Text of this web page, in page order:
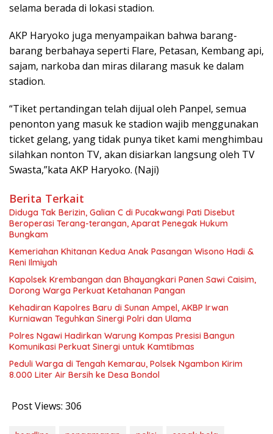
selama berada di lokasi stadion.
AKP Haryoko juga menyampaikan bahwa barang-
barang berbahaya seperti Flare, Petasan, Kembang api,
sajam, narkoba dan miras dilarang masuk ke dalam
stadion.
“Tiket pertandingan telah dijual oleh Panpel, semua
penonton yang masuk ke stadion wajib menggunakan
ticket gelang, yang tidak punya tiket kami menghimbau
silahkan nonton TV, akan disiarkan langsung oleh TV
Swasta,”kata AKP Haryoko. (Naji)
Berita Terkait
Diduga Tak Berizin, Galian C di Pucakwangi Pati Disebut
Beroperasi Terang-terangan, Aparat Penegak Hukum
Bungkam
Kemeriahan Khitanan Kedua Anak Pasangan Wisono Hadi &
Reni Ilmiyah
Kapolsek Krembangan dan Bhayangkari Panen Sawi Caisim,
Dorong Warga Perkuat Ketahanan Pangan
Kehadiran Kapolres Baru di Sunan Ampel, AKBP Irwan
Kurniawan Teguhkan Sinergi Polri dan Ulama
Polres Ngawi Hadirkan Warung Kompas Presisi Bangun
Komunikasi Perkuat Sinergi untuk Kamtibmas
Peduli Warga di Tengah Kemarau, Polsek Ngambon Kirim
8.000 Liter Air Bersih ke Desa Bondol
Post Views: 306